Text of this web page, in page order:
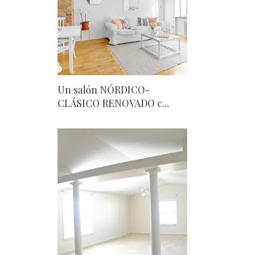
Un salón NÓRDICO-
CLÁSICO RENOVADO c...